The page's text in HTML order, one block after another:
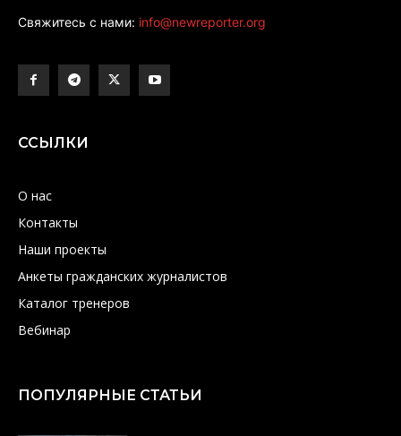
Свяжитесь с нами: info@newreporter.org
ССЫЛКИ
О нас
Контакты
Наши проекты
Анкеты гражданских журналистов
Каталог тренеров
Вебинар
ПОПУЛЯРНЫЕ СТАТЬИ